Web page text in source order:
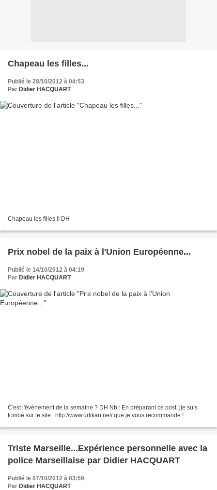
Chapeau les filles...
Publié le 28/10/2012 à 04:53
Par Didier HACQUART
Chapeau les filles !! DH
Prix nobel de la paix à l'Union Européenne...
Publié le 14/10/2012 à 04:19
Par Didier HACQUART
C'est l'évènement de la semaine ? DH Nb : En préparant ce post, jje suis
tombé sur le site : http://www.urtikan.net/ que je vous recommande !
Triste Marseille...Expérience personnelle avec la
police Marseillaise par Didier HACQUART
Publié le 07/10/2012 à 03:59
Par Didier HACQUART